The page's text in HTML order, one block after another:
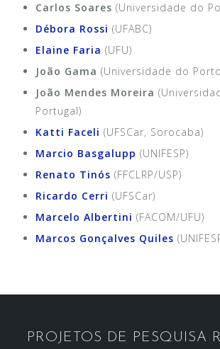
Carlos Soares (Universidade do
Débora Rossi (UFABC)
Elaine Faria (UFU)
João Gama (Universidade do
João Mendes Moreira
Portugal)
Katti Faceli (UFSCar, Sorocaba)
Marcio Basgalupp (UNIFESP)
Renato Tinós (FFCLRP/USP)
Ricardo Cerri (UFSCar)
Marcelo Albertini (FACOM/UFU)
Marcos Gonçalves Quiles
PROJETOS DE PESQUISA